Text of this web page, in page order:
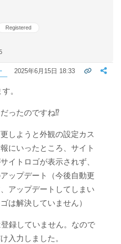
Registered
2025年6月15日 18:33
。
ったのですね⁉
しようと外観の設定カス
にいったところ、サイト
イトロゴが表示されず、
ップデート（今後自動更
アップデートしてしまい
は解決していません）
録していません。なので
入力しました。